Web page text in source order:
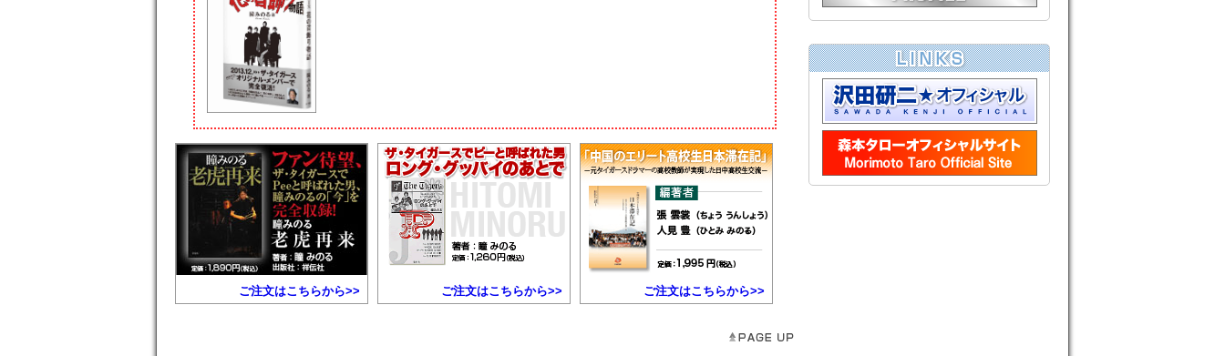
ご注文はこちらから>> ご注文はこちらから>> ご注文はこちらから>>